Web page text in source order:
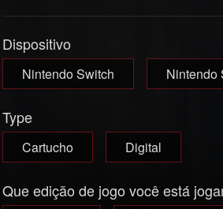
Dispositivo
Nintendo Switch Nintendo
Type
Cartucho Digital
Que edição de jogo você está